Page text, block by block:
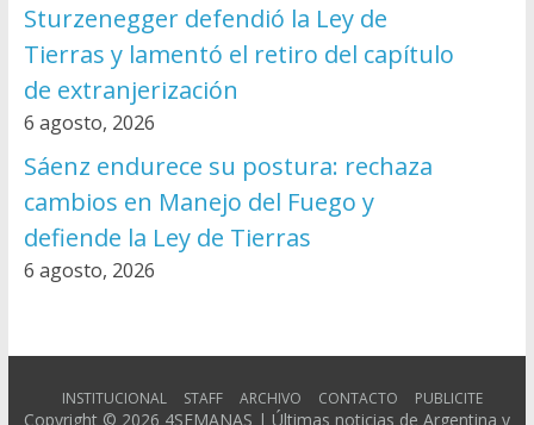
Sturzenegger defendió la Ley de
Tierras y lamentó el retiro del capítulo
de extranjerización
6 agosto, 2026
Sáenz endurece su postura: rechaza
cambios en Manejo del Fuego y
defiende la Ley de Tierras
6 agosto, 2026
INSTITUCIONAL STAFF ARCHIVO CONTACTO PUBLICITE
Copyright © 2026 4SEMANAS | Últimas noticias de Argentina y